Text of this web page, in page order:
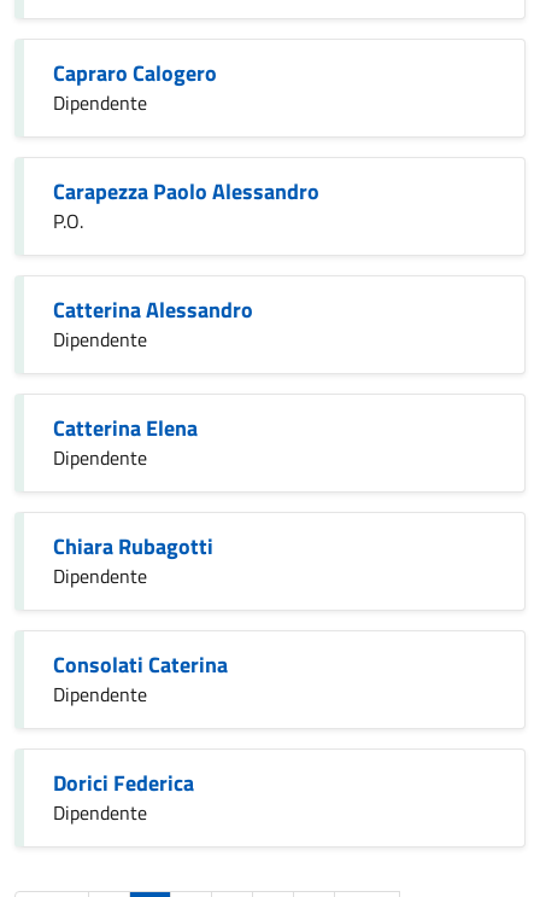
Capraro Calogero
Dipendente
Carapezza Paolo Alessandro
P.O.
Catterina Alessandro
Dipendente
Catterina Elena
Dipendente
Chiara Rubagotti
Dipendente
Consolati Caterina
Dipendente
Dorici Federica
Dipendente